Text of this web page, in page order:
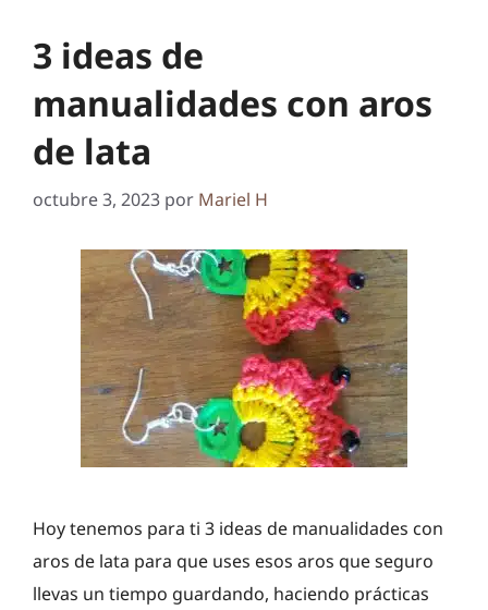
3 ideas de
manualidades con aros
de lata
octubre 3, 2023 por Mariel H
Hoy tenemos para ti 3 ideas de manualidades con
aros de lata para que uses esos aros que seguro
llevas un tiempo guardando, haciendo prácticas